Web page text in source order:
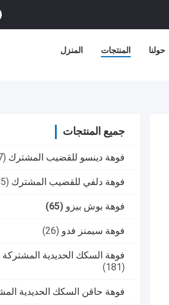
المنزل المنتجات حولنا
جميع المنتجات
فوهة دينسو للقضيب المشترك (217)
فوهة دلفي للقضيب المشترك (85)
فوهة بوش بيزو (65)
فوهة سيمنز فدو (26)
فوهة السكك الحديدية
(181)
فوهة حاقن السكك الحديدية